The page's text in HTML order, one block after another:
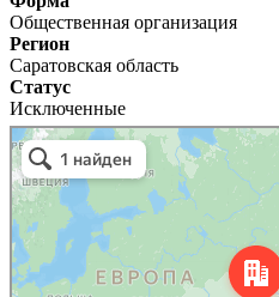
Общественная организация
Регион
Саратовская область
Статус
Исключенные